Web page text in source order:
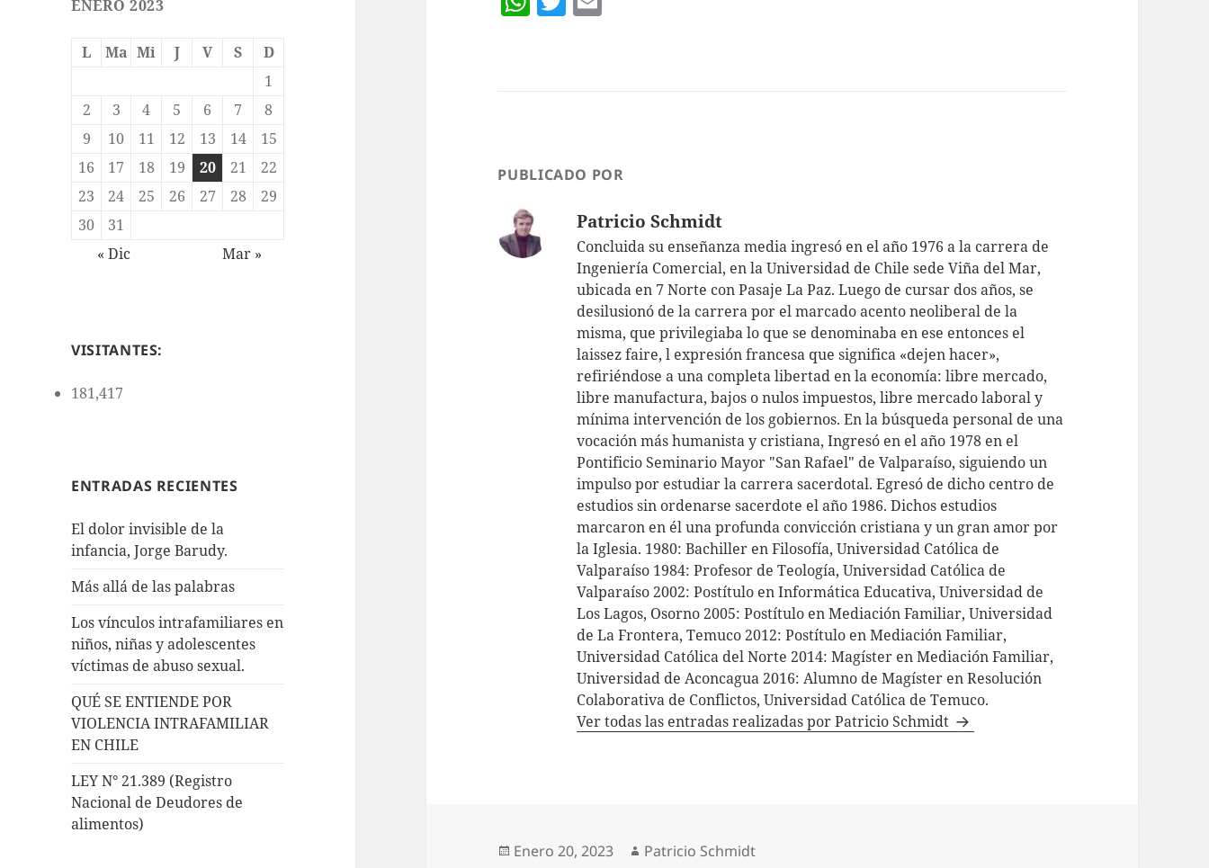
ENERO 2023
L Ma Mi J V S
D
1
2
3 4 5 6 7
8
9
10 11 12 13 14
15
16
17 18 19 20 21
22
23
24 25 26 27 28
29
30
31
« Dic
Mar »
VISITANTES:
181,417
ENTRADAS RECIENTES
El dolor invisible de la
infancia, Jorge Barudy.
Más allá de las palabras
Los vínculos intrafamiliares en
niños, niñas y adolescentes
víctimas de abuso sexual.
QUÉ SE ENTIENDE POR
VIOLENCIA INTRAFAMILIAR
EN CHILE
LEY N° 21.389 (Registro
Nacional de Deudores de
alimentos)
p
PUBLICADO POR
Patricio Schmidt
Concluida su enseñanza media ingresó en el año 1976 a la carrera de
Ingeniería Comercial, en la Universidad de Chile sede Viña del Mar,
ubicada en 7 Norte con Pasaje La Paz. Luego de cursar dos años, se
desilusionó de la carrera por el marcado acento neoliberal de la
misma, que privilegiaba lo que se denominaba en ese entonces el
laissez faire, l expresión francesa que significa «dejen hacer»,
refiriéndose a una completa libertad en la economía: libre mercado,
libre manufactura, bajos o nulos impuestos, libre mercado laboral y
mínima intervención de los gobiernos. En la búsqueda personal de una
vocación más humanista y cristiana, Ingresó en el año 1978 en el
Pontificio Seminario Mayor "San Rafael" de Valparaíso, siguiendo un
impulso por estudiar la carrera sacerdotal. Egresó de dicho centro de
estudios sin ordenarse sacerdote el año 1986. Dichos estudios
marcaron en él una profunda convicción cristiana y un gran amor por
la Iglesia. 1980: Bachiller en Filosofía, Universidad Católica de
Valparaíso 1984: Profesor de Teología, Universidad Católica de
Valparaíso 2002: Postítulo en Informática Educativa, Universidad de
Los Lagos, Osorno 2005: Postítulo en Mediación Familiar, Universidad
de La Frontera, Temuco 2012: Postítulo en Mediación Familiar,
Universidad Católica del Norte 2014: Magíster en Mediación Familiar,
Universidad de Aconcagua 2016: Alumno de Magíster en Resolución
Colaborativa de Conflictos, Universidad Católica de Temuco.
Ver todas las entradas realizadas por Patricio Schmidt
Publicado
Enero 20, 2023 Autor
Patricio Schmidt